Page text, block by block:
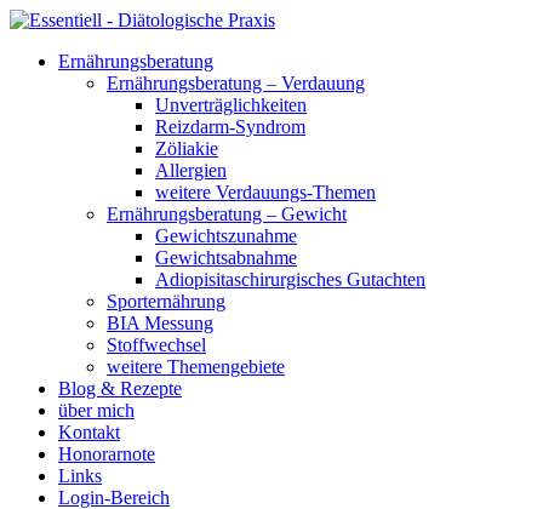
Ernährungsberatung
Ernährungsberatung – Verdauung
Unverträglichkeiten
Reizdarm-Syndrom
Zöliakie
Allergien
weitere Verdauungs-Themen
Ernährungsberatung – Gewicht
Gewichtszunahme
Gewichtsabnahme
Adiopisitaschirurgisches Gutachten
Sporternährung
BIA Messung
Stoffwechsel
weitere Themengebiete
Blog & Rezepte
über mich
Kontakt
Honorarnote
Links
Login-Bereich